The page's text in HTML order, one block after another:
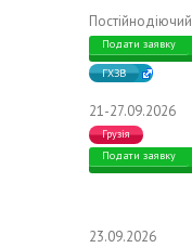
Постійнодіючий
Подати заявку
ГХЗВ
21-27.09.2026
Грузія
Подати заявку
23.09.2026